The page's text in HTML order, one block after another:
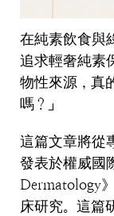
在純素飲食與
追求輕奢純素
物性來源，真
嗎？」
這篇文章將從
發表於權威國
Dermatology
床研究。這篇